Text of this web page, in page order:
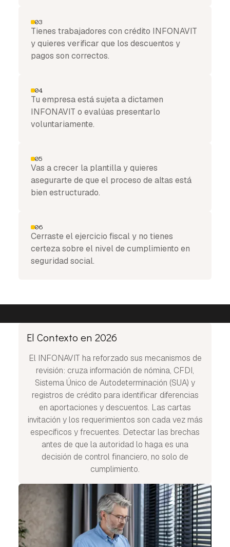
03
Tienes trabajadores con crédito INFONAVIT
y quieres verificar que los descuentos y
pagos son correctos.
04
Tu empresa está sujeta a dictamen
INFONAVIT o evalúas presentarlo
voluntariamente.
05
Vas a crecer la plantilla y quieres
asegurarte de que el proceso de altas está
bien estructurado.
06
Cerraste el ejercicio fiscal y no tienes
certeza sobre el nivel de cumplimiento en
seguridad social.
El Contexto en 2026
El INFONAVIT ha reforzado sus mecanismos de
revisión: cruza información de nómina, CFDI,
Sistema Único de Autodeterminación (SUA) y
registros de crédito para identificar diferencias
en aportaciones y descuentos. Las cartas
invitación y los requerimientos son cada vez más
específicos y frecuentes. Detectar las brechas
antes de que la autoridad lo haga es una
decisión de control financiero, no solo de
cumplimiento.